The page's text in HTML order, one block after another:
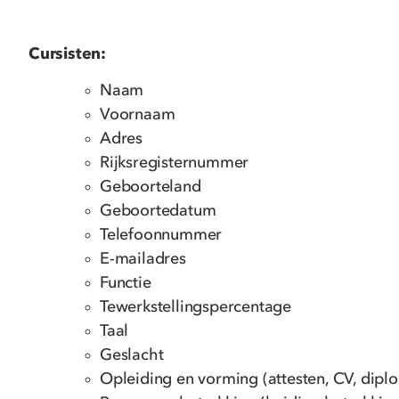
Cursisten:
Naam
Voornaam
Adres
Rijksregisternummer
Geboorteland
Geboortedatum
Telefoonnummer
E-mailadres
Functie
Tewerkstellingspercentage
Taal
Geslacht
Opleiding en vorming (attesten, CV,